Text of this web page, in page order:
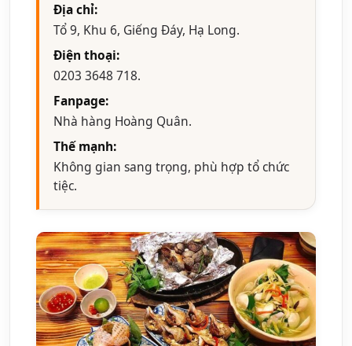
Địa chỉ:
Tổ 9, Khu 6, Giếng Đáy, Hạ Long.
Điện thoại:
0203 3648 718.
Fanpage:
Nhà hàng Hoàng Quân.
Thế mạnh:
Không gian sang trọng, phù hợp tổ chức
tiệc.